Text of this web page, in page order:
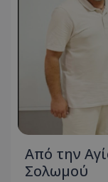
Από την
Σολωμού